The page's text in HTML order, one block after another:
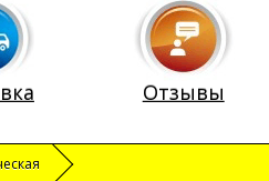
Отзывы